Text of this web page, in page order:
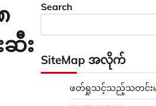
ဆီး
Search
SiteMap အလိုက်
ဖတ်ရှုသင့်သည့်သတင်းမ